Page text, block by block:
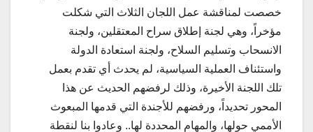
خصصت لمناقشة عمل اللجان الثلاث التي شكلت
مؤخراً، وهي لجنة إطلاق سراح المعتقلين، ولجنة
الانسحاب وتسليم السلاح، ولجنة استعادة الدولة
واستئناف العملية السياسية، لم يحدث أي تقدم بعمل
تلك اللجنة الأخيرة، وذلك لرفضهم الحديث عن هذا
المحور تحديداً، ورفضهم للأجندة التي قدمها المبعوث
الأممي حولها، والمهام المحددة لها.. وعادوا بنا لنقطة